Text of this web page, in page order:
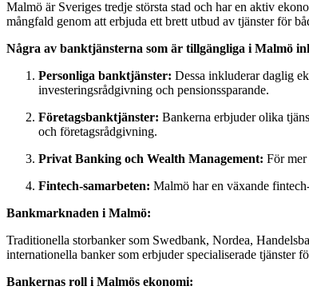
Malmö är Sveriges tredje största stad och har en aktiv
mångfald genom att erbjuda ett brett utbud av tjänster för
Några av banktjänsterna som är tillgängliga i Malmö
Personliga banktjänster: Dessa inkluderar daglig
investeringsrådgivning och pensionssparande.
Företagsbanktjänster: Bankerna erbjuder olika
och företagsrådgivning.
Privat Banking och Wealth Management: För
Fintech-samarbeten: Malmö har en växande
Bankmarknaden i Malmö:
Traditionella storbanker som Swedbank, Nordea,
internationella banker som erbjuder specialiserade tjänster
Bankernas roll i Malmös ekonomi: